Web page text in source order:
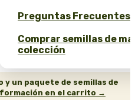
Preguntas Frecuentes
Comprar semillas de
colección
y un paquete de semillas de
en el carrito →